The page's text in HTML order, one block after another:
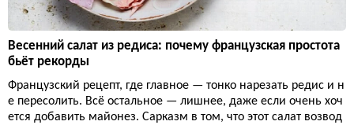
Весенний салат из редиса: почему французская простота
бьёт рекорды
Французский рецепт, где главное — тонко нарезать редис и н
е пересолить. Всё остальное — лишнее, даже если очень хоч
ется добавить майонез. Сарказм в том, что этот салат возвод